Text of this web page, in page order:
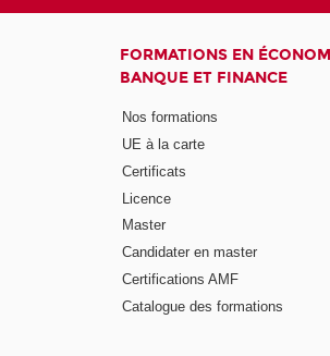
FORMATIONS EN
BANQUE ET FINANCE
Nos formations
UE à la carte
Certificats
Licence
Master
Candidater en master
Certifications AMF
Catalogue des formations